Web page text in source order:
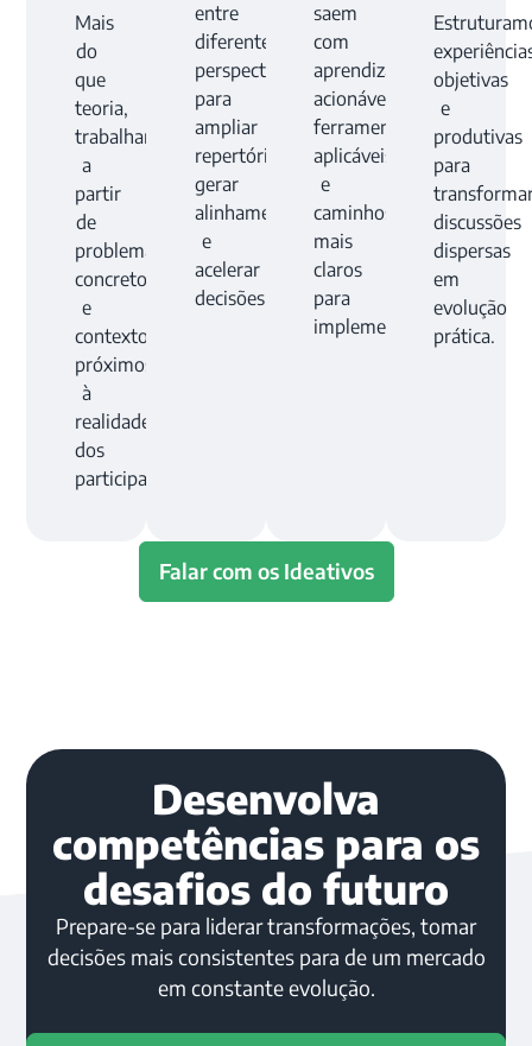
Mais
do
que
teoria,
trabalhamos
a
partir
de
problemas
concretos
e
contextos
próximos
à
realidade
dos
participantes.
entre
diferentes
perspectivas
para
ampliar
repertório,
gerar
alinhamento
e
acelerar
decisões.
saem
com
aprendizados
acionáveis,
ferramentas
aplicáveis
e
caminhos
mais
claros
para
implementação.
objetivas
e
produtivas
para
discussões
dispersas
em
evolução
prática.
Falar com os Ideativos
Desenvolva
competências para os
desafios do futuro
Prepare-se para liderar transformações, tomar
decisões mais consistentes para de um mercado
em constante evolução.